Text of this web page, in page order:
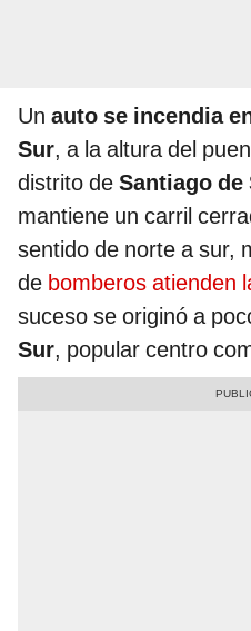
Un auto se incendia
Sur, a la altura del
distrito de Santiago de
mantiene un carril
sentido de norte a sur,
de bomberos atienden
suceso se originó a
Sur, popular centro